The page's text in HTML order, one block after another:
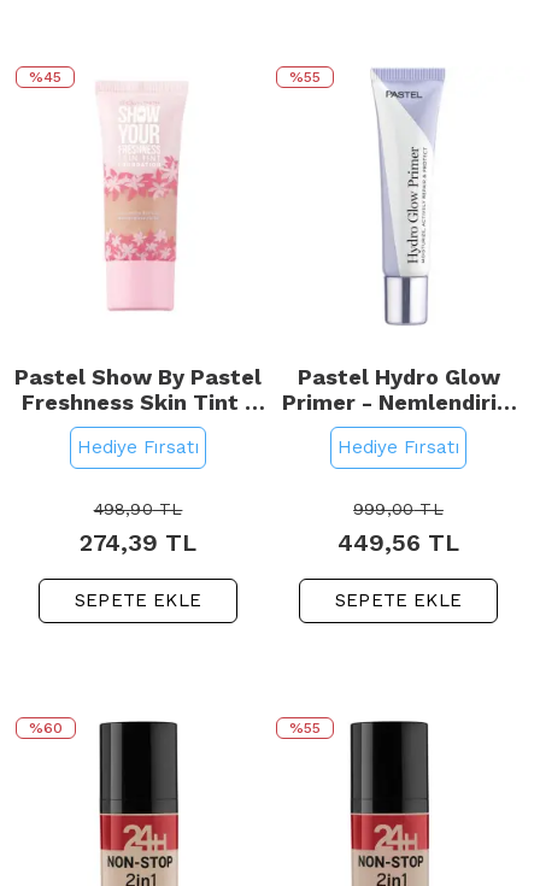
%45
Pastel Show By Pastel
Freshness Skin Tint -
Fondöten No: 502 Beige
Rose
Hediye Fırsatı
498,90TL
274,39 TL
SEPETE EKLE
%55
Pastel Hydro Glow
Primer - Nemlendirici
Makyaj Bazı 30ml
Hediye Fırsatı
999,00TL
449,56 TL
SEPETE EKLE
%60 %55